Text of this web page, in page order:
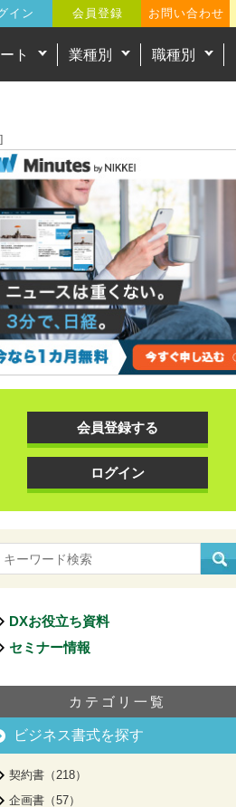
イン 会員登録 お問い合わせ
ト 業種別 職種別
会員登録する
ログイン
DXお役立ち資料
セミナー情報
カテゴリ一覧
ビジネス書式を探す
契約書（218）
企画書（57）